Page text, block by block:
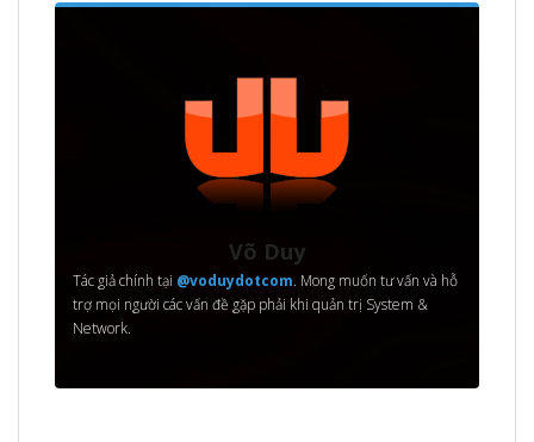
Võ Duy
Tác giả chính tại @voduydotcom. Mong muốn tư vấn và hỗ
trợ mọi người các vấn đề gặp phải khi quản trị System &
Network.